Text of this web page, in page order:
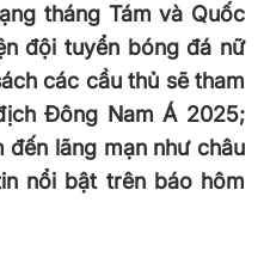
tháng Tám và Quốc
đội tuyển bóng đá nữ
các cầu thủ sẽ tham
Đông Nam Á 2025;
lãng mạn như châu
nổi bật trên báo hôm